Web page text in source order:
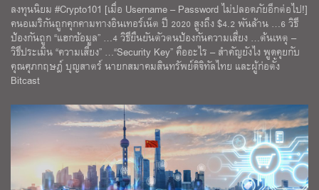
ลงทุนนิยม #Crypto101 [เมื่อ Username – Password ไม่ปลอดภัยอีกต่อไป!]
คนอเมริกันถูกคุกคามทางอินเทอร์เน็ต ปี 2020 สูงถึง $4.2 พันล้าน …6 วิธี
ป้องกันถูก “แฮกข้อมูล” …4 วิธียืนยันตัวตนป้องกันความเสี่ยง …ต้นเหตุ –
วิธีประเมิน “ความเสี่ยง” …“Security Key” คืออะไร – สำคัญยังไง พูดคุยกับ
คุณศุภกฤษฎ์ บุญสาตร์ นายกสมาคมสินทรัพย์ดิจิทัลไทย และผู้ก่อตั้ง
Bitcast